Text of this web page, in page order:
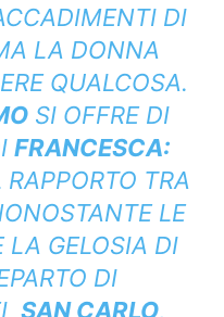
DI
LA DONNA
QUALCOSA.
SI OFFRE DI
FRANCESCA:
TRA
LE
LA GELOSIA DI
DI
SAN CARLO,